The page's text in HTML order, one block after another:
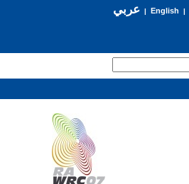
عربي| English |